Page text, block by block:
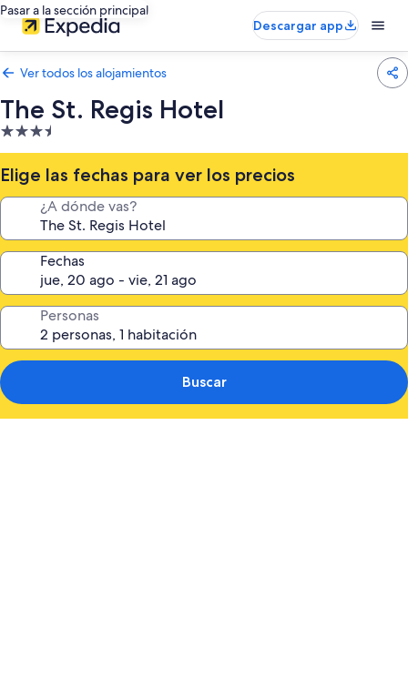
Pasar a la sección principal
Descargar app
Ver todos los alojamientos
The St. Regis Hotel
Alojamiento
de
3.5 estrellas
Elige las fechas para ver los precios
¿A dónde vas?
Fechas
Personas
Buscar